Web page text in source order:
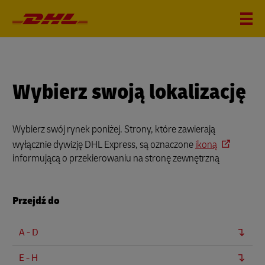
Wybierz swoją lokalizację
Wybierz swój rynek poniżej. Strony, które zawierają
wyłącznie dywizję DHL Express, są oznaczoneikoną
informującą o przekierowaniu na stronę zewnętrzną
Przejdź do
A - D
E - H